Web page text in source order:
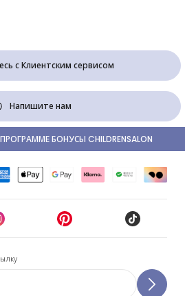
с Клиентским сервисом
Напишите нам
БОНУСЫ CHILDRENSALON